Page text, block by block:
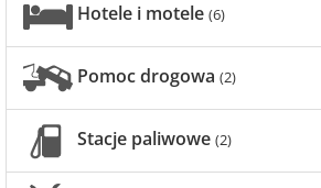
Hotele i motele (6)
Pomoc drogowa (2)
Stacje paliwowe (2)